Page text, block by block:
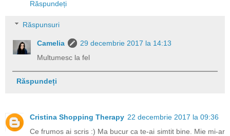
Răspundeți
Răspunsuri
Camelia
29 decembrie 2017 la 14:13
Multumesc la fel
Răspundeți
Cristina Shopping Therapy 22 decembrie 2017 la 09:36
Ce frumos ai scris :) Ma bucur ca te-ai simtit bine. Mie mi-ar